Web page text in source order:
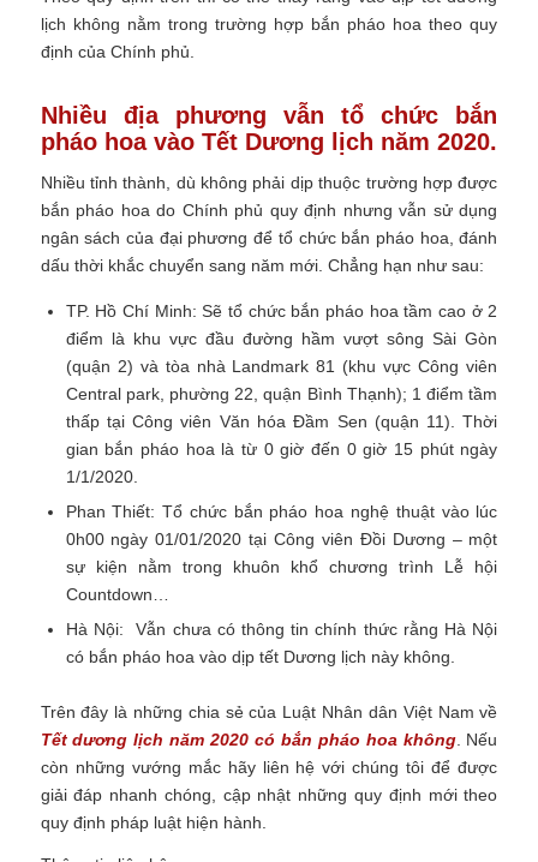
lịch không nằm trong trường hợp bắn pháo hoa theo quy
định của Chính phủ.
Nhiều địa phương vẫn tổ chức bắn
pháo hoa vào Tết Dương lịch năm 2020.
Nhiều tỉnh thành, dù không phải dịp thuộc trường hợp được
bắn pháo hoa do Chính phủ quy định nhưng vẫn sử dụng
ngân sách của đại phương để tổ chức bắn pháo hoa, đánh
dấu thời khắc chuyển sang năm mới. Chẳng hạn như sau:
TP. Hồ Chí Minh: Sẽ tổ chức bắn pháo hoa tầm cao ở 2
điểm là khu vực đầu đường hầm vượt sông Sài Gòn
(quận 2) và tòa nhà Landmark 81 (khu vực Công viên
Central park, phường 22, quận Bình Thạnh); 1 điểm tầm
thấp tại Công viên Văn hóa Đầm Sen (quận 11). Thời
gian bắn pháo hoa là từ 0 giờ đến 0 giờ 15 phút ngày
1/1/2020.
Phan Thiết: Tổ chức bắn pháo hoa nghệ thuật vào lúc
0h00 ngày 01/01/2020 tại Công viên Đồi Dương – một
sự kiện nằm trong khuôn khổ chương trình Lễ hội
Countdown…
Hà Nội: Vẫn chưa có thông tin chính thức rằng Hà Nội
có bắn pháo hoa vào dịp tết Dương lịch này không.
Trên đây là những chia sẻ của Luật Nhân dân Việt Nam về
Tết dương lịch năm 2020 có bắn pháo hoa không. Nếu
còn những vướng mắc hãy liên hệ với chúng tôi để được
giải đáp nhanh chóng, cập nhật những quy định mới theo
quy định pháp luật hiện hành.